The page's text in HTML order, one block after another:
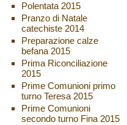
Polentata 2015
Pranzo di Natale
catechiste 2014
Preparazione calze
befana 2015
Prima Riconciliazione
2015
Prime Comunioni primo
turno Teresa 2015
Prime Comunioni
secondo turno Fina 2015